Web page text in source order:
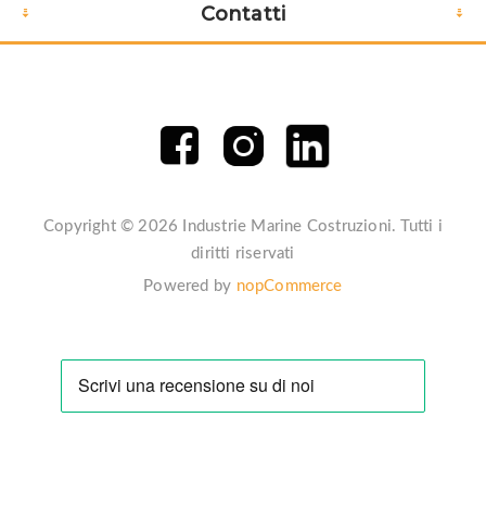
Contatti
Copyright © 2026 Industrie Marine Costruzioni. Tutti i
diritti riservati
Powered by nopCommerce